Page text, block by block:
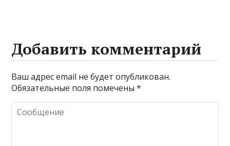
Добавить комментарий
Ваш адрес email не будет опубликован.
Обязательные поля помечены*